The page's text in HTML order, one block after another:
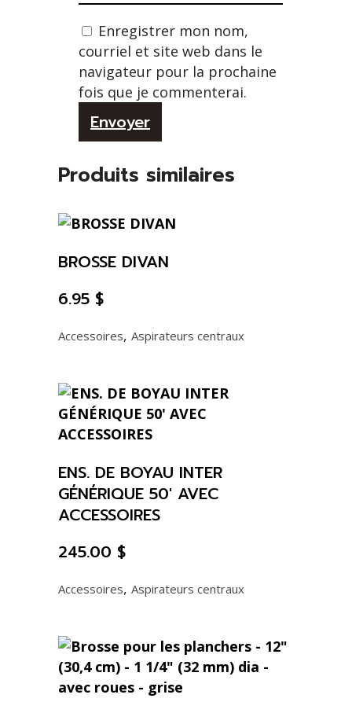
Enregistrer mon nom,
courriel et site web dans le
navigateur pour la prochaine
fois que je commenterai.
Produits similaires
Accessoires, Aspirateurs centraux
BROSSE DIVAN
6.95 $
Accessoires, Aspirateurs centraux
ENS. DE BOYAU INTER
GÉNÉRIQUE 50′ AVEC
ACCESSOIRES
245.00 $